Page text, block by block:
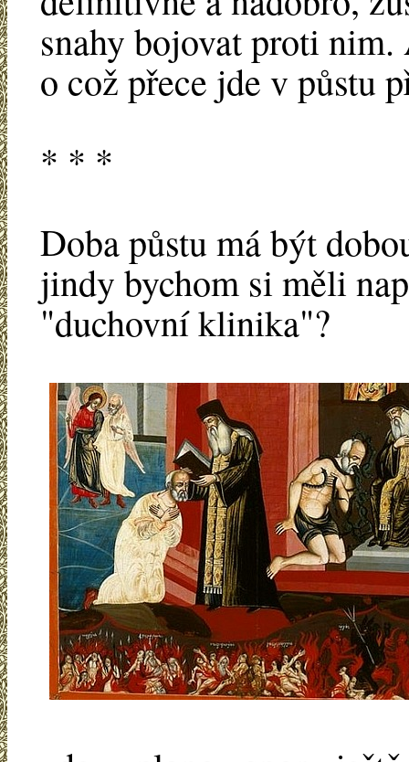
snahy bojovat proti
o což přece jde v půstu
* * *
Doba půstu má být
jindy bychom si měli
"duchovní klinika"?